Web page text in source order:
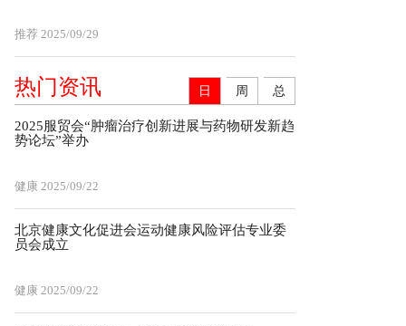
推荐 2025/09/29
热门资讯 日 周 总
2025服贸会“肿瘤治疗创新进展与药物研发新趋
势论坛”举办
健康 2025/09/22
北京健康文化促进会运动健康风险评估专业委
员会成立
健康 2025/09/22